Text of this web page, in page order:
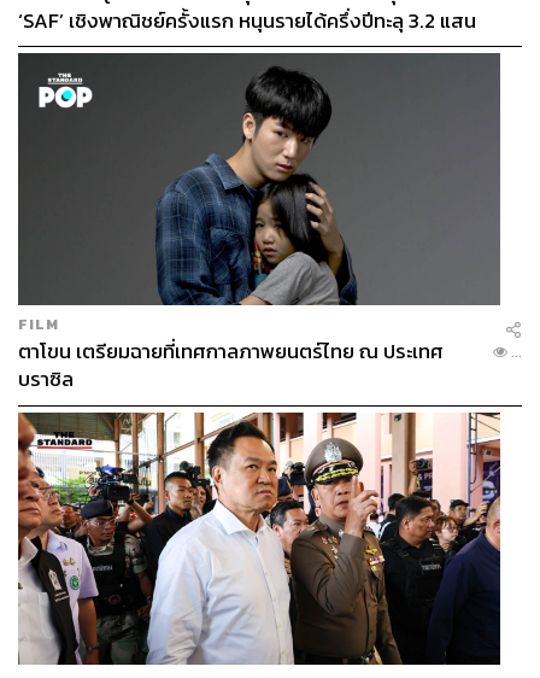
‘SAF’ เชิงพาณิชย์ครั้งแรก หนุนรายได้ครึ่งปีทะลุ 3.2 แสน
ล้าน
FILM
ตาโขน เตรียมฉายที่เทศกาลภาพยนตร์ไทย ณ ประเทศ
บราซิล
...